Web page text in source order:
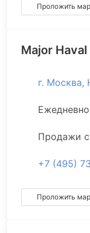
Проложить
Major
г.
Продажи
+7 (495)
Проложить